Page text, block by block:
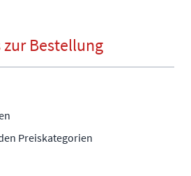
zur Bestellung
Preiskategorien